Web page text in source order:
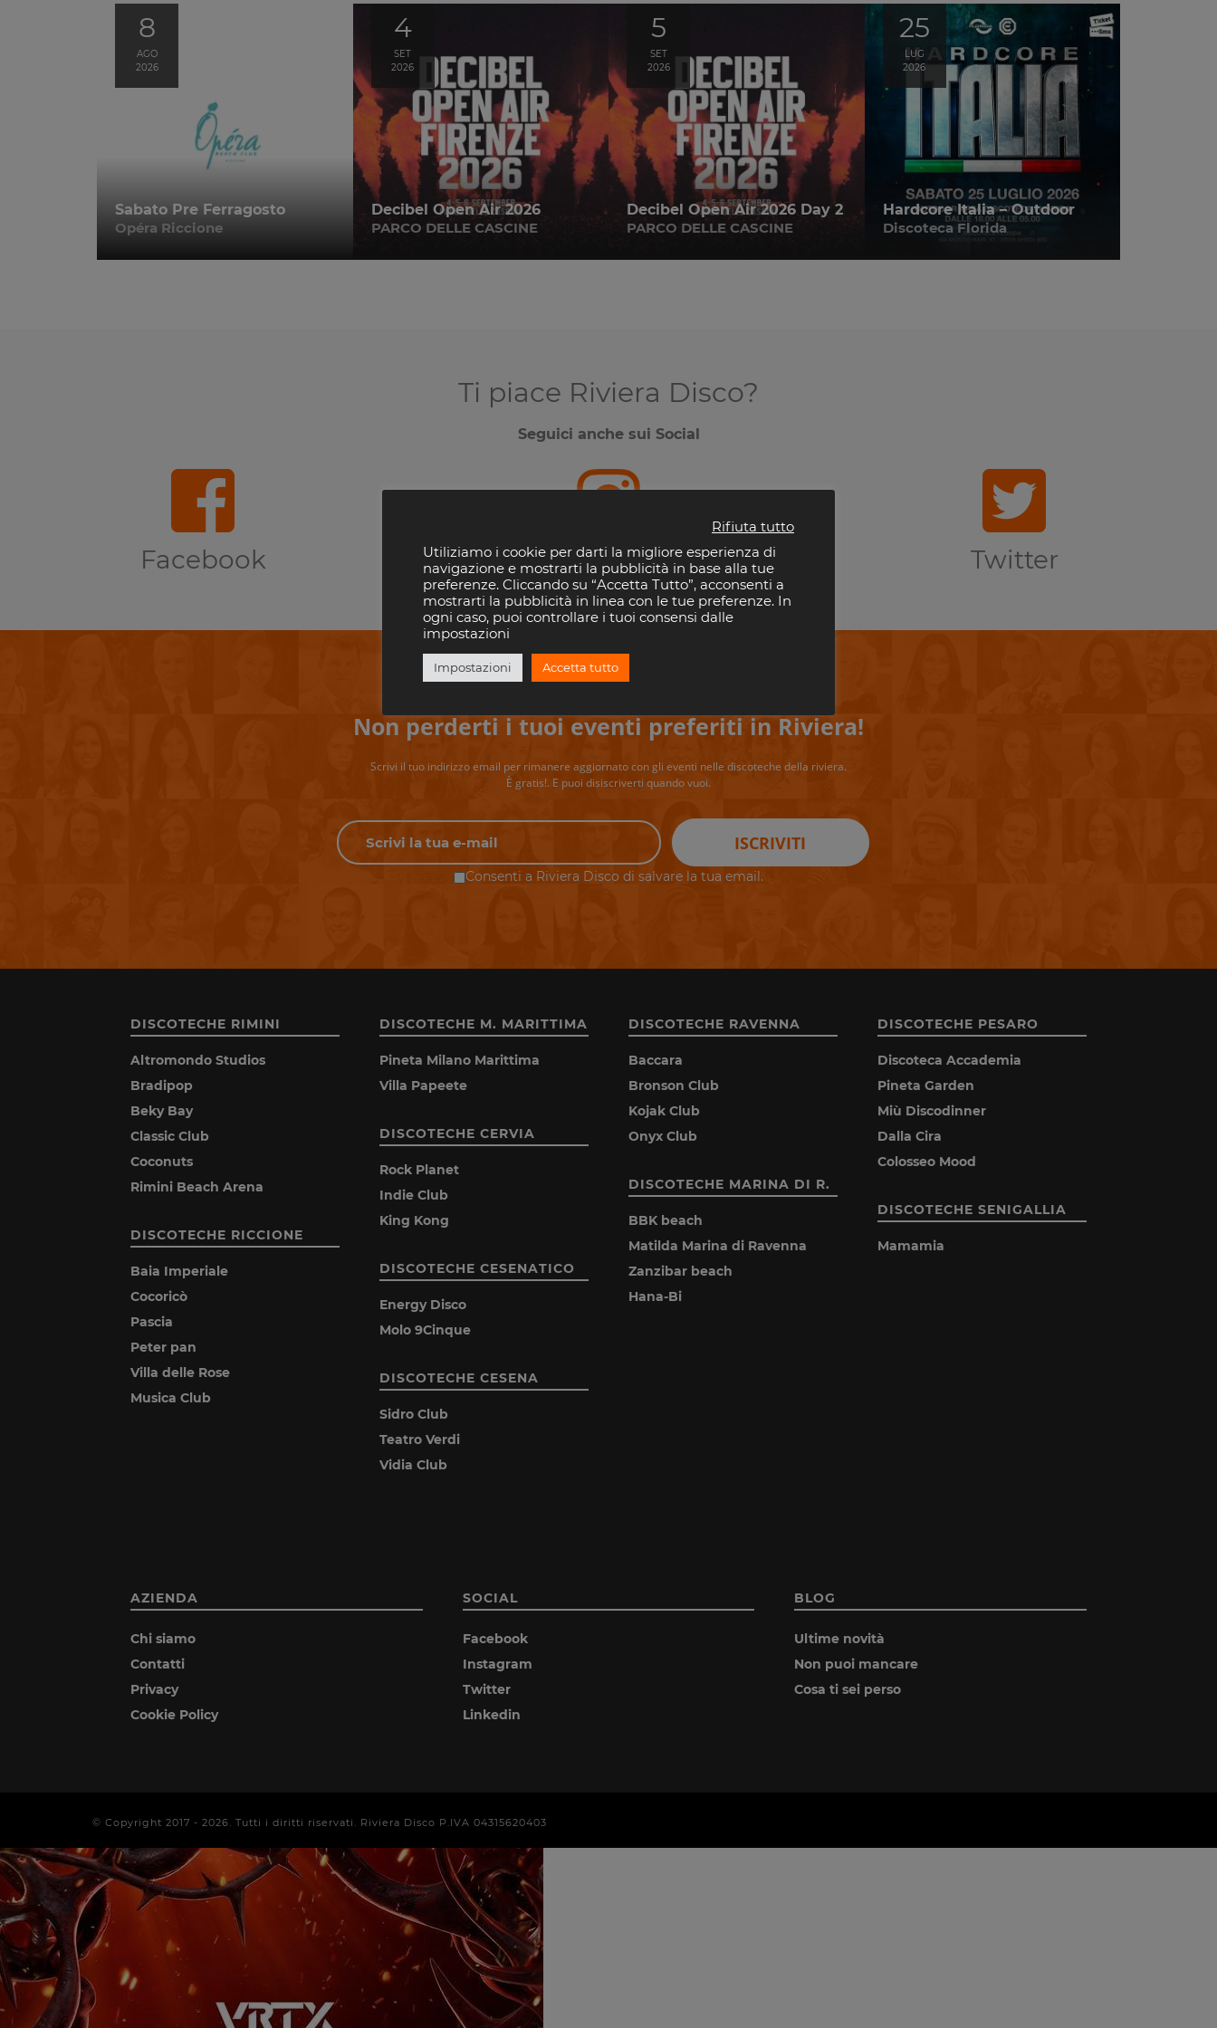
8
AGO
2026
Sabato Pre Ferragosto
Opéra Riccione
4
SET
2026
Decibel Open Air 2026
PARCO DELLE CASCINE
5
SET
2026
Decibel Open Air 2026 Day 2
PARCO DELLE CASCINE
25
LUG
2026
Hardcore Italia – Outdoor
Discoteca Florida
Ti piace Riviera Disco?
Seguici anche sui Social
Facebook Instagram Twitter
Non perderti i tuoi eventi preferiti in Riviera!
Scrivi il tuo indirizzo email per rimanere aggiornato con gli eventi nelle discoteche della riviera.
È gratis!. E puoi disiscriverti quando vuoi.
ISCRIVITI
Consenti a Riviera Disco di salvare la tua email.
DISCOTECHE RIMINI
Altromondo Studios
Bradipop
Beky Bay
Classic Club
Coconuts
Rimini Beach Arena
DISCOTECHE RICCIONE
Baia Imperiale
Cocoricò
Pascia
Peter pan
Villa delle Rose
Musica Club
DISCOTECHE M. MARITTIMA
Pineta Milano Marittima
Villa Papeete
DISCOTECHE CERVIA
Rock Planet
Indie Club
King Kong
DISCOTECHE CESENATICO
Energy Disco
Molo 9Cinque
DISCOTECHE CESENA
Sidro Club
Teatro Verdi
Vidia Club
DISCOTECHE RAVENNA
Baccara
Bronson Club
Kojak Club
Onyx Club
DISCOTECHE MARINA DI R.
BBK beach
Matilda Marina di Ravenna
Zanzibar beach
Hana-Bi
DISCOTECHE PESARO
Discoteca Accademia
Pineta Garden
Miù Discodinner
Dalla Cira
Colosseo Mood
DISCOTECHE SENIGALLIA
Mamamia
AZIENDA
Chi siamo
Contatti
Privacy
Cookie Policy
SOCIAL
Facebook
Instagram
Twitter
Linkedin
BLOG
Ultime novità
Non puoi mancare
Cosa ti sei perso
© Copyright 2017 - 2026. Tutti i diritti riservati. Riviera Disco P.IVA 04315620403
Rifiuta tutto
Utiliziamo i cookie per darti la migliore esperienza di
navigazione e mostrarti la pubblicità in base alla tue
preferenze. Cliccando su “Accetta Tutto”, acconsenti a
mostrarti la pubblicità in linea con le tue preferenze. In
ogni caso, puoi controllare i tuoi consensi dalle
impostazioni
Impostazioni Accetta tutto